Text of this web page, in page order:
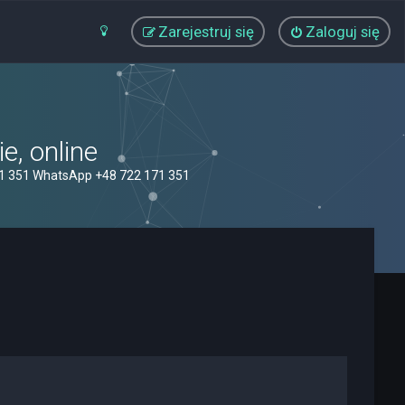
Zaloguj się
Zarejestruj się
online
351 WhatsApp +48 722 171 351